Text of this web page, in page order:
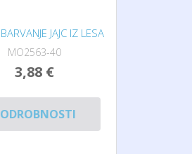
JAJC IZ LESA
MO2563-40
3,88 €